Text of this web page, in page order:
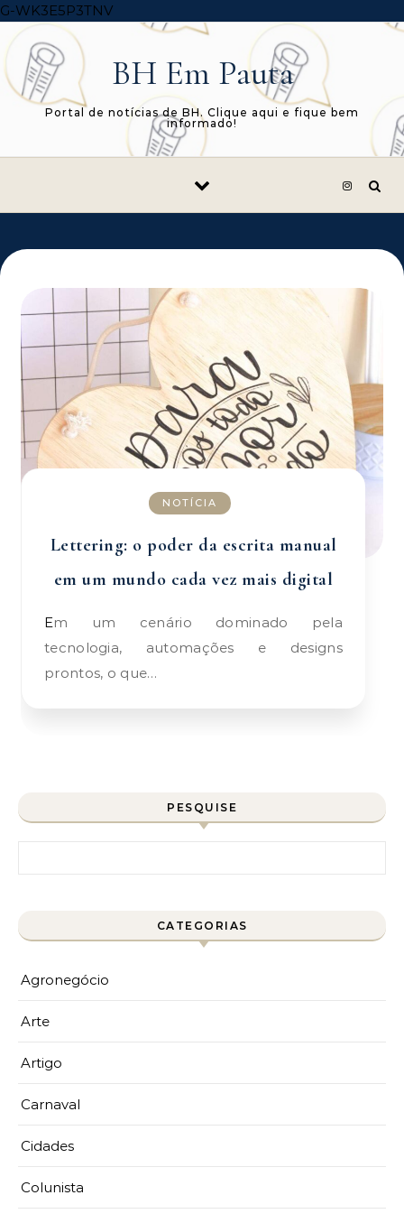
G-WK3E5P3TNVSkip to content
BH Em Pauta
Portal de notícias de BH. Clique aqui e fique bem
informado!
NOTÍCIA
Lettering: o poder da escrita manual
em um mundo cada vez mais digital
Em um cenário dominado pela
tecnologia, automações e designs
prontos, o que…
PESQUISE
CATEGORIAS
Agronegócio
Arte
Artigo
Carnaval
Cidades
Colunista